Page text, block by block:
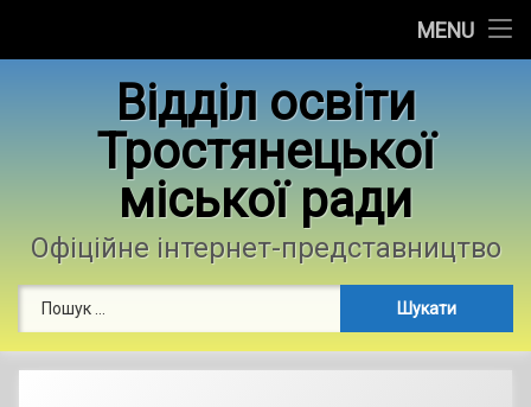
MENU
Контакти
Фотогалерея
Відділ освіти
Тростянецької
міської ради
Офіційне інтернет-представництво